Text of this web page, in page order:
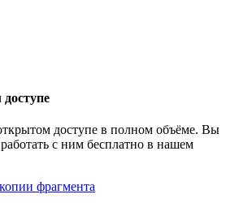
доступе в полном объёме. Вы
с ним бесплатно в нашем
фрагмента